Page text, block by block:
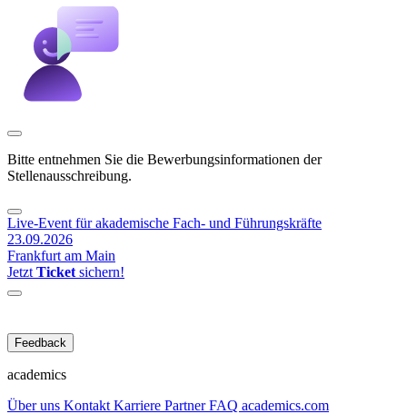
Bitte entnehmen Sie die Bewerbungsinformationen der
Stellenausschreibung.
Live-Event für akademische Fach- und Führungskräfte
23.09.2026
Frankfurt am Main
Jetzt Ticket sichern!
Feedback
academics
Über uns Kontakt Karriere PartnerFAQ academics.com